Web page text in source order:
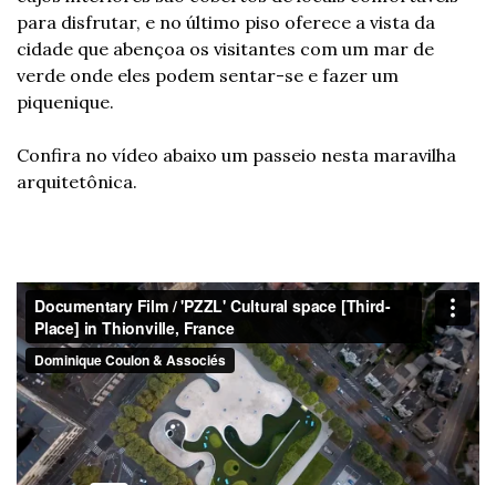
para disfrutar, e no último piso oferece a vista da
cidade que abençoa os visitantes com um mar de
verde onde eles podem sentar-se e fazer um
piquenique.
Confira no vídeo abaixo um passeio nesta maravilha
arquitetônica.